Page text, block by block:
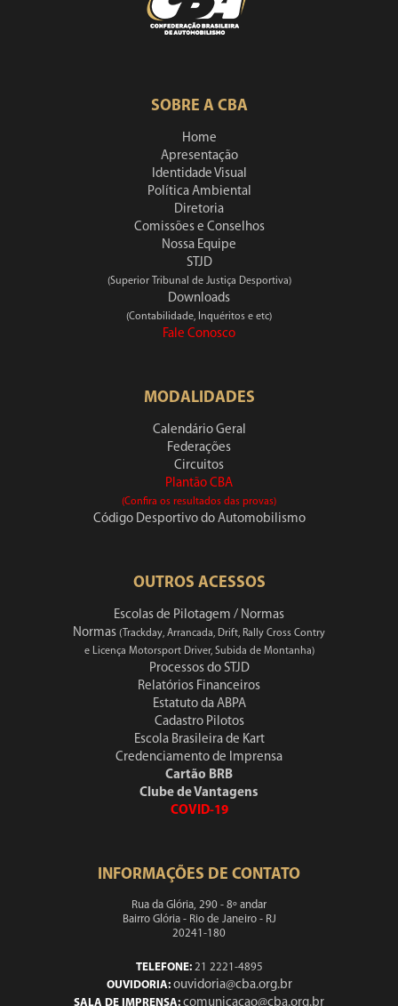
SOBRE A CBA
Home
Apresentação
Identidade Visual
Política Ambiental
Diretoria
Comissões e Conselhos
Nossa Equipe
STJD
(Superior Tribunal de Justiça Desportiva)
Downloads
(Contabilidade, Inquéritos e etc)
Fale Conosco
MODALIDADES
Calendário Geral
Federações
Circuitos
Plantão CBA
(Confira os resultados das provas)
Código Desportivo do Automobilismo
OUTROS ACESSOS
Escolas de Pilotagem / Normas
Normas (Trackday, Arrancada, Drift, Rally Cross Contry
e Licença Motorsport Driver, Subida de Montanha)
Processos do STJD
Relatórios Financeiros
Estatuto da ABPA
Cadastro Pilotos
Escola Brasileira de Kart
Credenciamento de Imprensa
Cartão BRB
Clube de Vantagens
COVID-19
INFORMAÇÕES DE CONTATO
Rua da Glória, 290 - 8º andar
Bairro Glória - Rio de Janeiro - RJ
20241-180
TELEFONE:21 2221-4895
OUVIDORIA: ouvidoria@cba.org.br
SALA DE IMPRENSA: comunicacao@cba.org.br